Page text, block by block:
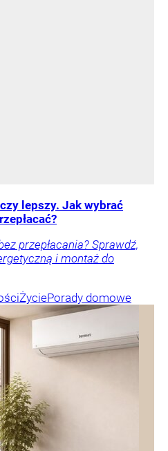
lepszy. Jak wybrać
przepłacania? Sprawdź,
i montaż do
ŻyciePorady domowe